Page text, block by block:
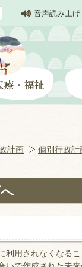
音声読み上げ
計画 個別行政計
用されなくなる